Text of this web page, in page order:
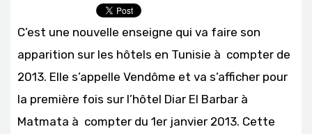
C’est une nouvelle enseigne qui va faire son
apparition sur les hôtels en Tunisie à compter de
2013. Elle s’appelle Vendôme et va s’afficher pour
la première fois sur l’hôtel Diar El Barbar à
Matmata à compter du 1er janvier 2013. Cette